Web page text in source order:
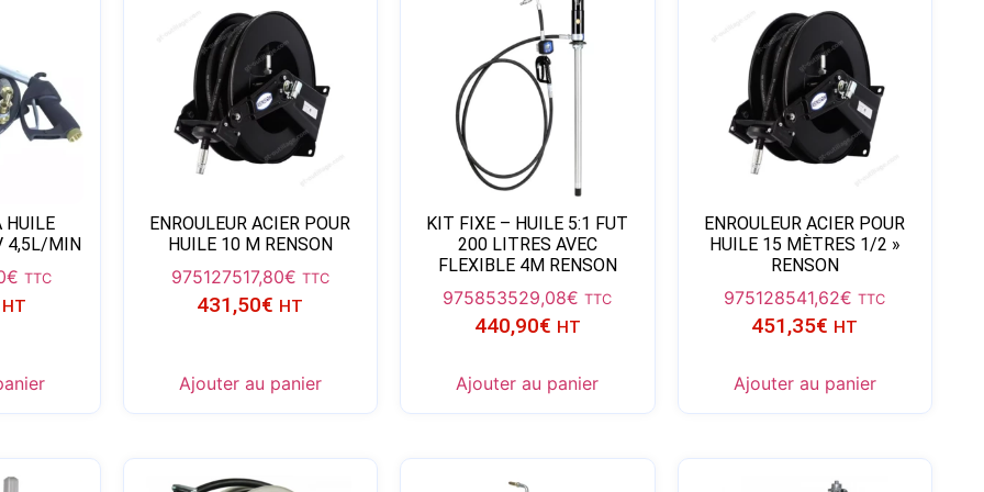
HUILE
4,5L/MIN
€ TTC
HT
ENROULEUR ACIER POUR
HUILE 10 M RENSON
975127517,80€ TTC
431,50€ HT
Ajouter au panier
KIT FIXE – HUILE 5:1 FUT
200 LITRES AVEC
FLEXIBLE 4M RENSON
975853529,08€ TTC
440,90€ HT
Ajouter au panier
ENROULEUR ACIER POUR
HUILE 15 MÈTRES 1/2 »
RENSON
975128541,62€ TTC
451,35€ HT
Ajouter au panier